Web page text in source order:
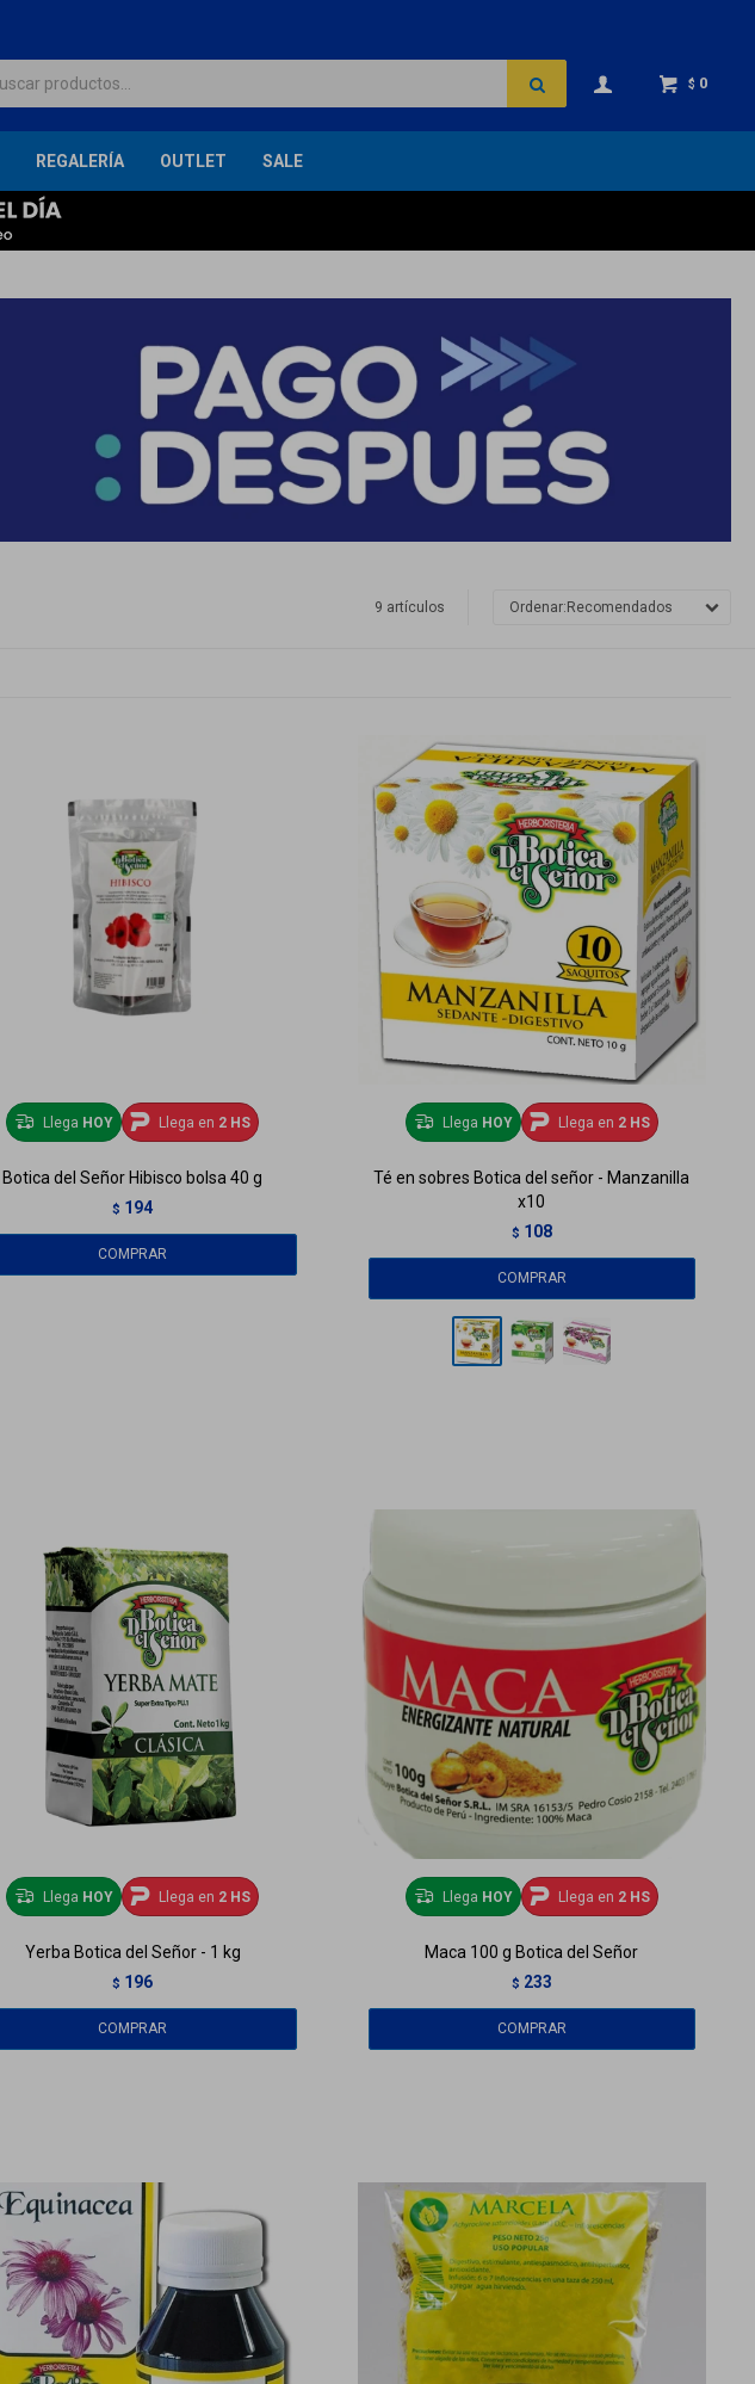
REGALERÍA OUTLET SALE
$ 0
9 artículos Recomendados
Llega HOY Llega en 2 HS
Botica del Señor Hibisco bolsa 40 g
$ 194
Llega HOY Llega en 2 HS
Té en sobres Botica del señor - Manzanilla
x10
$ 108
Llega HOY Llega en 2 HS
Yerba Botica del Señor - 1 kg
$ 196
Llega HOY Llega en 2 HS
Maca 100 g Botica del Señor
$ 233